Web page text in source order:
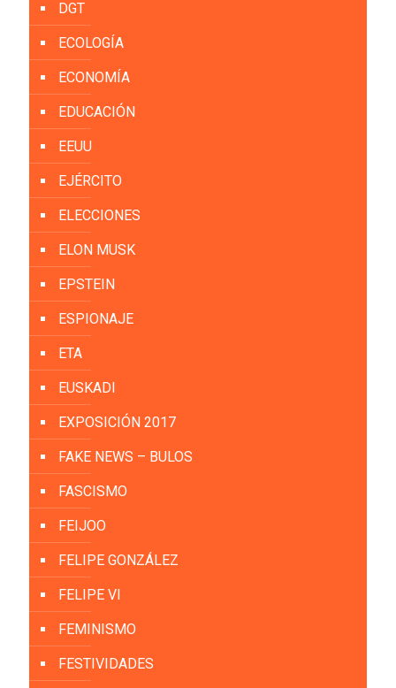
DGT
ECOLOGÍA
ECONOMÍA
EDUCACIÓN
EEUU
EJÉRCITO
ELECCIONES
ELON MUSK
EPSTEIN
ESPIONAJE
ETA
EUSKADI
EXPOSICIÓN 2017
FAKE NEWS – BULOS
FASCISMO
FEIJOO
FELIPE GONZÁLEZ
FELIPE VI
FEMINISMO
FESTIVIDADES